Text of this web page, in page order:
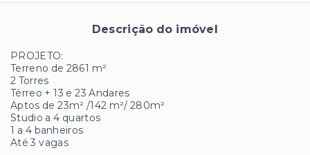
Descrição do imóvel
PROJETO:
Terreno de 2861 m²
2 Torres
Térreo + 13 e 23 Andares
Aptos de 23m² /142 m²/ 280m²
Studio a 4 quartos
1 a 4 banheiros
Até 3 vagas